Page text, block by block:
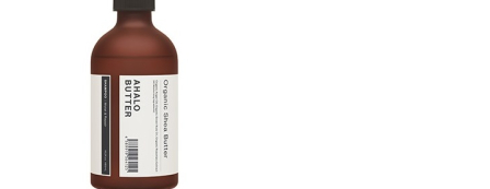
35 баллов
724.00 Р
за 1.00 мл
Нет в наличии
 